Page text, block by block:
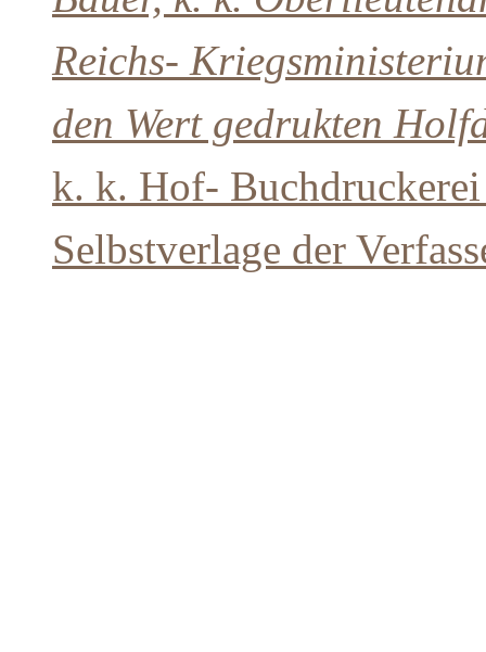
Reichs-
den Wert gedrukten
k. k. Hof-
Selbstverlage der